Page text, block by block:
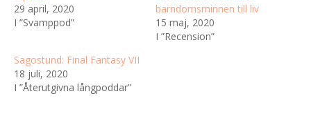
29 april, 2020
I ”Svamppod”
barndomsminnen till liv
15 maj, 2020
I ”Recension”
Sagostund: Final Fantasy VII
18 juli, 2020
I ”Återutgivna långpoddar”